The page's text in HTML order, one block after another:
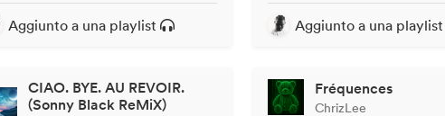
Aggiunto a una playlist Aggiunto a una playlist
CIAO. BYE. AU REVOIR.
(Sonny Black ReMiX)
Fréquences
ChrizLee